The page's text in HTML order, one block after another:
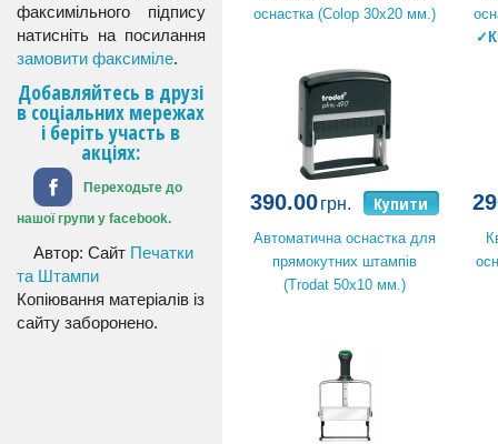
факсимільного підпису
натисніть на посилання
замовити факсиміле.
Добавляйтесь в друзі
в соціальних мережах
і беріть участь в
акціях:
Переходьте до
нашої групи у facebook.
Автор: Сайт Печатки
та Штампи
Копіювання матеріалів із
сайту заборонено.
оснастка (Colop 30x20 мм.)
390.00грн. Купити
Автоматична оснастка для
прямокутних штампів
(Trodat 50x10 мм.)